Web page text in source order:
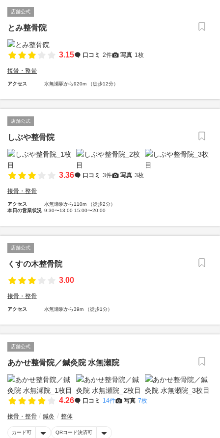
店舗公式
とみ整骨院
3.15 口コミ 2件 写真 1枚
接骨・整骨
アクセス 水無瀬駅から920m （徒歩12分）
店舗公式
しぶや整骨院
3.36 口コミ 3件 写真 3枚
接骨・整骨
アクセス
水無瀬駅から110m （徒歩2分）
本日の営業状況 9:30〜13:00 15:00〜20:00
店舗公式
くすの木整骨院
3.00
接骨・整骨
アクセス 水無瀬駅から39m （徒歩1分）
店舗公式
あかせ整骨院／鍼灸院 水無瀬院
4.26 口コミ 14件 写真 7枚
接骨・整骨 鍼灸 整体
カード可 QRコード決済可